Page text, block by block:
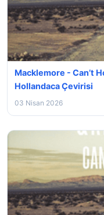
Macklemore - Can’t
Hollandaca Çevirisi
03 Nisan 2026